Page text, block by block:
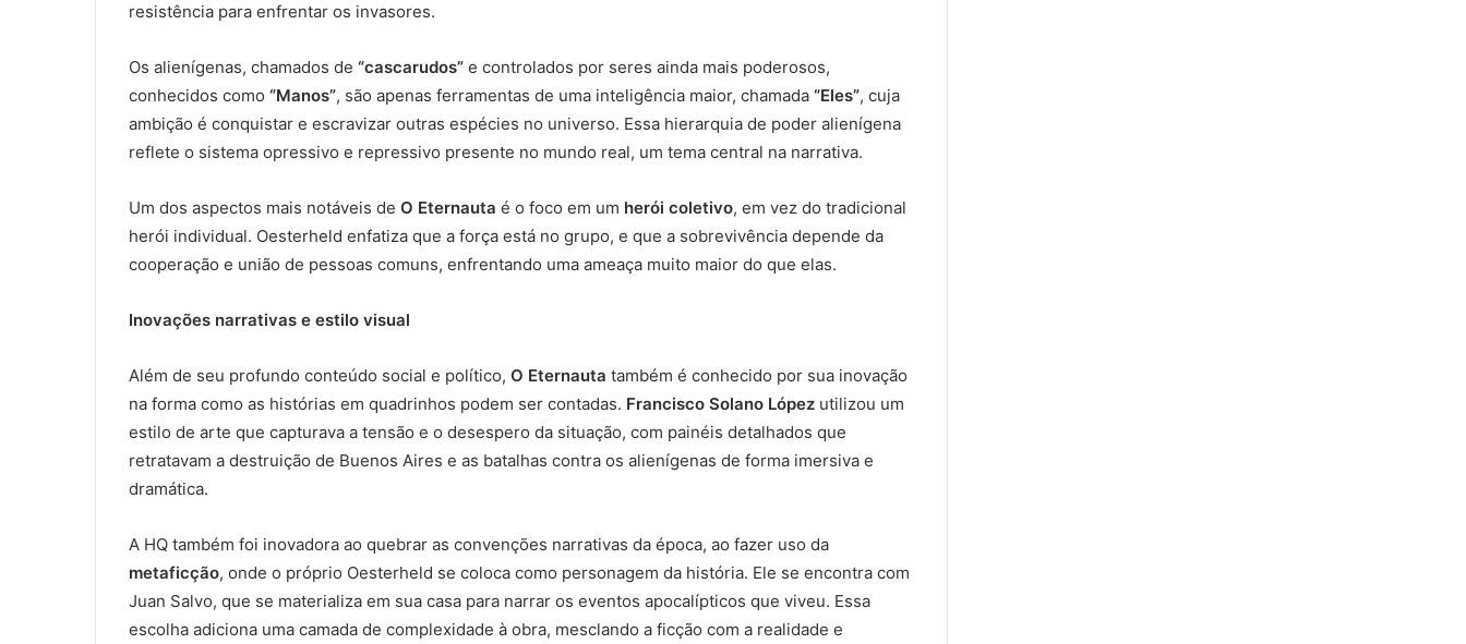
resistência para enfrentar os invasores.
Os alienígenas, chamados de “cascarudos” e controlados por seres ainda mais poderosos,
conhecidos como “Manos”, são apenas ferramentas de uma inteligência maior, chamada “Eles”, cuja
ambição é conquistar e escravizar outras espécies no universo. Essa hierarquia de poder alienígena
reflete o sistema opressivo e repressivo presente no mundo real, um tema central na narrativa.
Um dos aspectos mais notáveis de O Eternauta é o foco em um herói coletivo, em vez do tradicional
herói individual. Oesterheld enfatiza que a força está no grupo, e que a sobrevivência depende da
cooperação e união de pessoas comuns, enfrentando uma ameaça muito maior do que elas.
Inovações narrativas e estilo visual
Além de seu profundo conteúdo social e político, O Eternauta também é conhecido por sua inovação
na forma como as histórias em quadrinhos podem ser contadas. Francisco Solano López utilizou um
estilo de arte que capturava a tensão e o desespero da situação, com painéis detalhados que
retratavam a destruição de Buenos Aires e as batalhas contra os alienígenas de forma imersiva e
dramática.
A HQ também foi inovadora ao quebrar as convenções narrativas da época, ao fazer uso da
metaficção, onde o próprio Oesterheld se coloca como personagem da história. Ele se encontra com
Juan Salvo, que se materializa em sua casa para narrar os eventos apocalípticos que viveu. Essa
escolha adiciona uma camada de complexidade à obra, mesclando a ficção com a realidade e